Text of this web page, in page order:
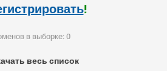
!
в выборке: 0
весь список